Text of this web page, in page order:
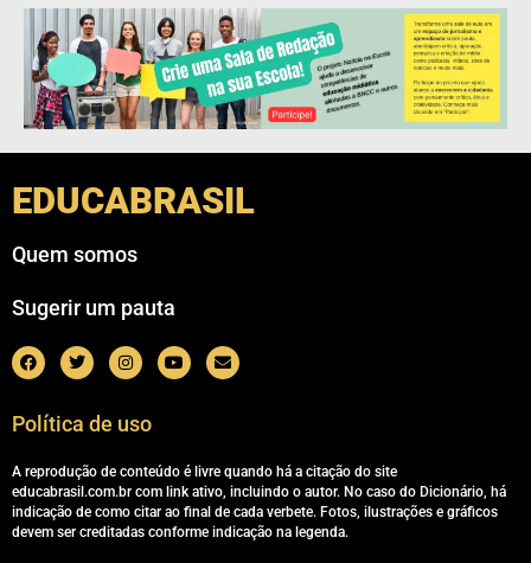
EDUCABRASIL
Quem somos
Sugerir um pauta
Política de uso
A reprodução de conteúdo é livre quando há a citação do site
educabrasil.com.br com link ativo, incluindo o autor. No caso do Dicionário, há
indicação de como citar ao final de cada verbete. Fotos, ilustrações e gráficos
devem ser creditadas conforme indicação na legenda.